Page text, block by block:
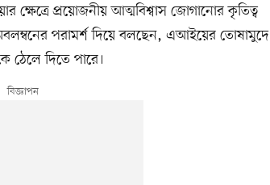
ক্ষেত্রে প্রয়োজনীয় আত্মবিশ্বাস জোগানোর কৃতিত্ব
পরামর্শ দিয়ে বলছেন, এআইয়ের তোষামুদে
ঠেলে দিতে পারে।